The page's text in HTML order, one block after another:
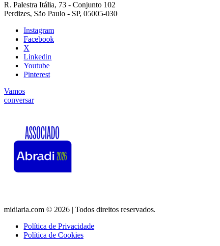
R. Palestra Itália, 73 - Conjunto 102
Perdizes, São Paulo - SP, 05005-030
Instagram
Facebook
X
Linkedin
Youtube
Pinterest
Vamos
conversar
midiaria.com © 2026 | Todos direitos reservados.
Política de Privacidade
Política de Cookies